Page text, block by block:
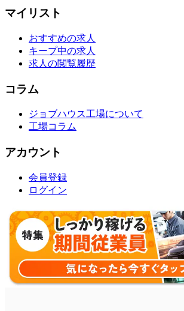
マイリスト
おすすめの求人
キープ中の求人
求人の閲覧履歴
コラム
ジョブハウス工場について
工場コラム
アカウント
会員登録
ログイン